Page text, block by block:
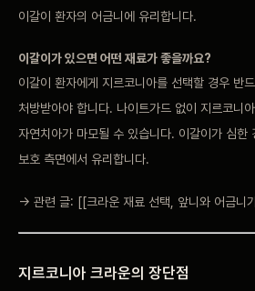
이갈이 환자의 어금니에 유리합니다.
이갈이가 있으면 어떤 재료가좋을까요?
이갈이 환자에게 지르코니아를 선택할 경우 반
처방받아야 합니다. 나이트가드 없이 지르코니
자연치아가 마모될 수 있습니다. 이갈이가 심한
보호 측면에서 유리합니다.
→ 관련 글: [[크라운 재료 선택, 앞니와 어금니
지르코니아 크라운의 장단점